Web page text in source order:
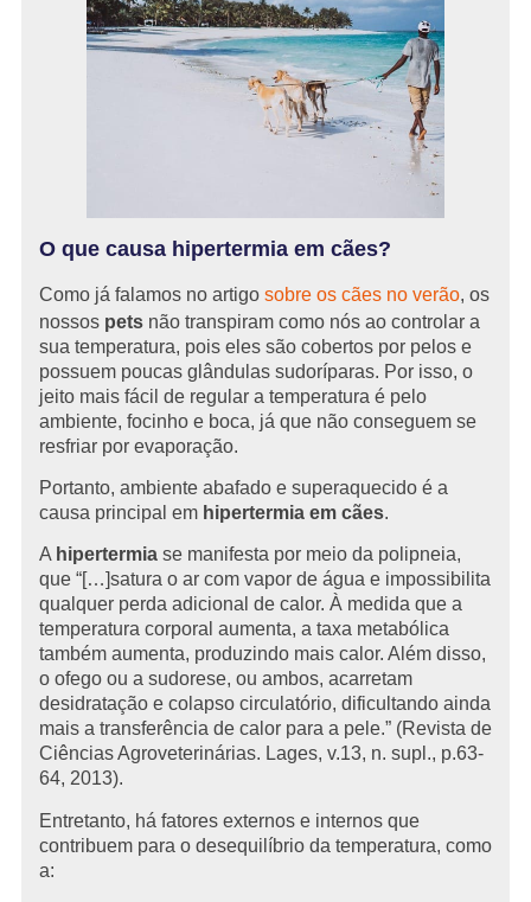
O que causa hipertermia em cães?
Como já falamos no artigo sobre os cães no verão, os
nossos pets não transpiram como nós ao controlar a
sua temperatura, pois eles são cobertos por pelos e
possuem poucas glândulas sudoríparas. Por isso, o
jeito mais fácil de regular a temperatura é pelo
ambiente, focinho e boca, já que não conseguem se
resfriar por evaporação.
Portanto, ambiente abafado e superaquecido é a
causa principal em hipertermia em cães.
A hipertermia se manifesta por meio da polipneia,
que “[…]satura o ar com vapor de água e impossibilita
qualquer perda adicional de calor. À medida que a
temperatura corporal aumenta, a taxa metabólica
também aumenta, produzindo mais calor. Além disso,
o ofego ou a sudorese, ou ambos, acarretam
desidratação e colapso circulatório, dificultando ainda
mais a transferência de calor para a pele.” (Revista de
Ciências Agroveterinárias. Lages, v.13, n. supl., p.63-
64, 2013).
Entretanto, há fatores externos e internos que
contribuem para o desequilíbrio da temperatura, como
a: